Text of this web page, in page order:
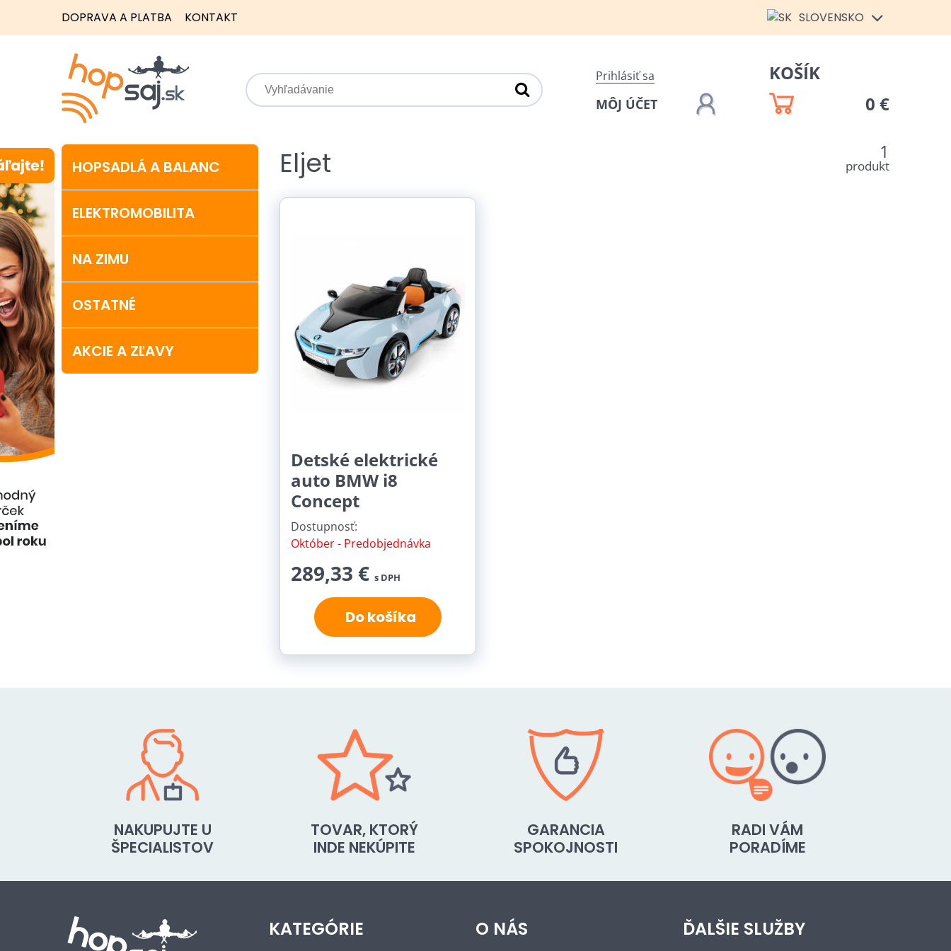
DOPRAVA A PLATBA KONTAKT SLOVENSKO
Prihlásiť sa
MÔJ ÚČET
KOŠÍK
0 €
HOPSADLÁ A BALANC
ELEKTROMOBILITA
NA ZIMU
OSTATNÉ
AKCIE A ZĽAVY
Eljet 1
produkt
Detské elektrické
auto BMW i8
Concept
Dostupnosť:
Október - Predobjednávka
289,33 € s DPH
Do košíka
NAKUPUJTE U
ŠPECIALISTOV
TOVAR, KTORÝ
INDE NEKÚPITE
GARANCIA
SPOKOJNOSTI
RADI VÁM
PORADÍME
KATEGÓRIE O NÁS ĎALŠIE SLUŽBY